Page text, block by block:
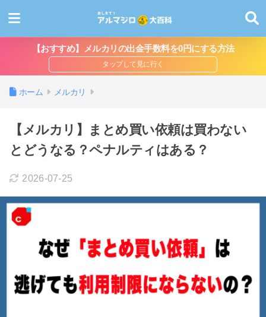
【おすすめ】メルカリの出金手数料を0円にする方法
ホーム メルカリ
【メルカリ】まとめ買い依頼は買わない
とどうなる？ペナルティはある？
2026-07-25